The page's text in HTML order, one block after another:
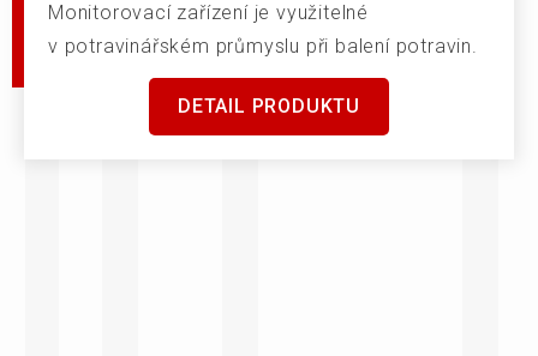
Monitorovací zařízení je využitelné
v potravinářském průmyslu při balení potravin.
DETAIL PRODUKTU